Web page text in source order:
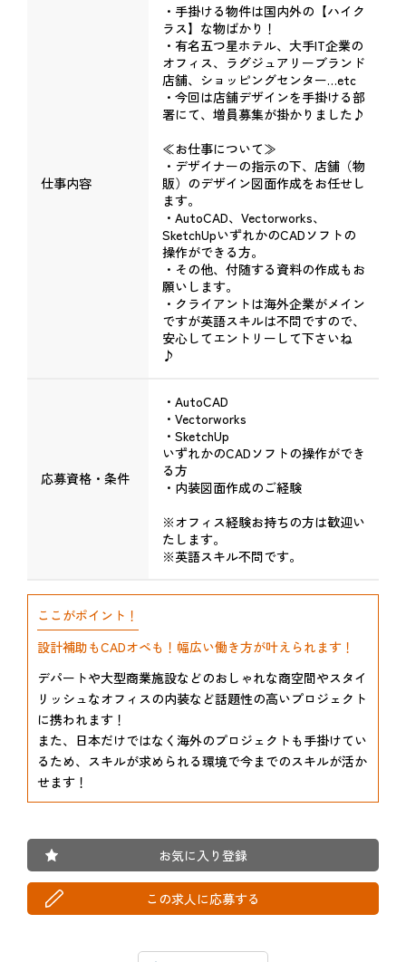
仕事内容
・手掛ける物件は国内外の【ハイク
ラス】な物ばかり！
・有名五つ星ホテル、大手IT企業の
オフィス、ラグジュアリーブランド
店舗、ショッピングセンター…etc
・今回は店舗デザインを手掛ける部
署にて、増員募集が掛かりました♪
≪お仕事について≫
・デザイナーの指示の下、店舗（物
販）のデザイン図面作成をお任せし
ます。
・AutoCAD、Vectorworks、
SketchUpいずれかのCADソフトの
操作ができる方。
・その他、付随する資料の作成もお
願いします。
・クライアントは海外企業がメイン
ですが英語スキルは不問ですので、
安心してエントリーして下さいね
♪
応募資格・条件
・AutoCAD
・Vectorworks
・SketchUp
いずれかのCADソフトの操作ができ
る方
・内装図面作成のご経験
※オフィス経験お持ちの方は歓迎い
たします。
※英語スキル不問です。
ここがポイント！
設計補助もCADオペも！幅広い働き方が叶えられます！
デパートや大型商業施設などのおしゃれな商空間やスタイ
リッシュなオフィスの内装など話題性の高いプロジェクト
に携われます！
また、日本だけではなく海外のプロジェクトも手掛けてい
るため、スキルが求められる環境で今までのスキルが活か
せます！
お気に入り登録
この求人に応募する